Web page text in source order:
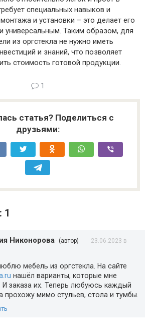
специальных навыков и
и установки – это делает его
универсальным. Таким образом, для
из оргстекла не нужно иметь
и знаний, что позволяет
стоимость готовой продукции.
1
статья? Поделиться с
друзьями:
1
Никонорова (автор)
23.06.2023 в
мебель из оргстекла. На сайте
нашёл варианты, которые мне
И заказа их. Теперь любуюсь каждый
прохожу мимо стульев, стола и тумбы.